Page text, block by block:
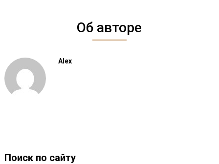
Об авторе
Alex
Поиск по сайту